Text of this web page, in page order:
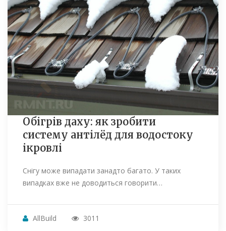
Обігрів даху: як зробити
систему антілёд для водостоку
ікровлі
Снігу може випадати занадто багато. У таких
випадках вже не доводиться говорити…
AllBuild 3011